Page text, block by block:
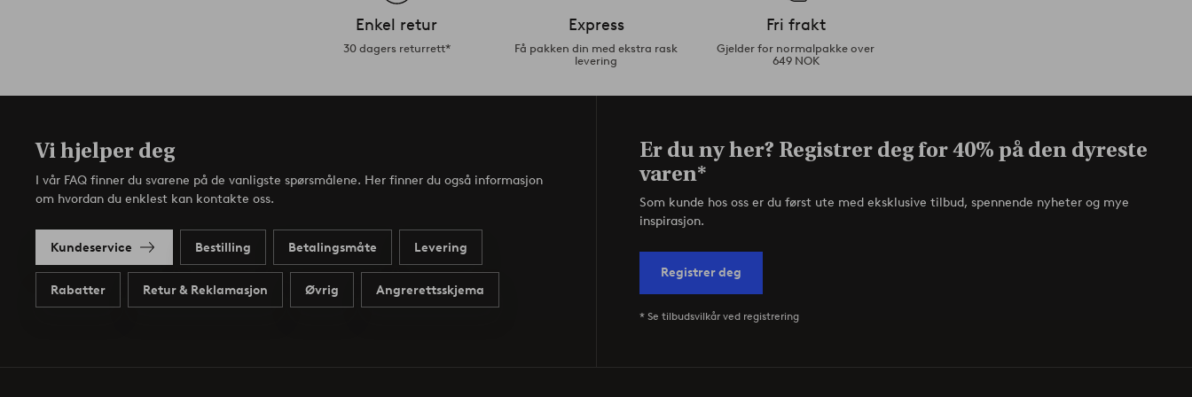
Enkel retur
30 dagers returrett*
Express
Få pakken din med ekstra rask
levering
Fri frakt
Gjelder for normalpakke over
649 NOK
Vi hjelper deg
I vår FAQ finner du svarene på de vanligste spørsmålene. Her finner du også informasjon
om hvordan du enklest kan kontakte oss.
Kundeservice Bestilling Betalingsmåte Levering
Rabatter Retur & Reklamasjon Øvrig Angrerettsskjema
Er du ny her? Registrer deg for 40% på den dyreste
varen*
Som kunde hos oss er du først ute med eksklusive tilbud, spennende nyheter og mye
inspirasjon.
Registrer deg
* Se tilbudsvilkår ved registrering